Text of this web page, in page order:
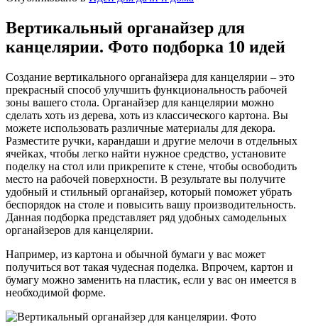
Вертикальный органайзер для
канцелярии. Фото подборка 10 идей
Создание вертикального органайзера для канцелярии – это
прекрасный способ улучшить функциональность рабочей
зоны вашего стола. Органайзер для канцелярии можно
сделать хоть из дерева, хоть из классического картона. Вы
можете использовать различные материалы для декора.
Разместите ручки, карандаши и другие мелочи в отдельных
ячейках, чтобы легко найти нужное средство, установите
поделку на стол или прикрепите к стене, чтобы освободить
место на рабочей поверхности. В результате вы получите
удобный и стильный органайзер, который поможет убрать
беспорядок на столе и повысить вашу производительность.
Данная подборка представляет ряд удобных самодельных
органайзеров для канцелярии.
Например, из картона и обычной бумаги у вас может
получиться вот такая чудесная поделка. Впрочем, картон и
бумагу можно заменить на пластик, если у вас он имеется в
необходимой форме.